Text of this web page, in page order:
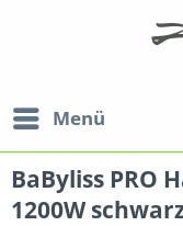
Menü
BaByliss PRO
1200W